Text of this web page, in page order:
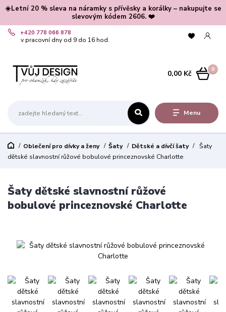
☀️Letní 20 % sleva na náramky s přívěsky a korálky – nakupujte se
slevovým kódem 2606. ❤️
Menu
+420 778 066 878
v pracovní dny od 9 do 16 hod.
0
0,00 Kč
Oblečení pro dívky a ženy Šaty Dětské a dívčí šaty
Šaty
dětské slavnostní růžové bobulové princeznovské Charlotte
Šaty dětské slavnostní růžové
bobulové princeznovské Charlotte